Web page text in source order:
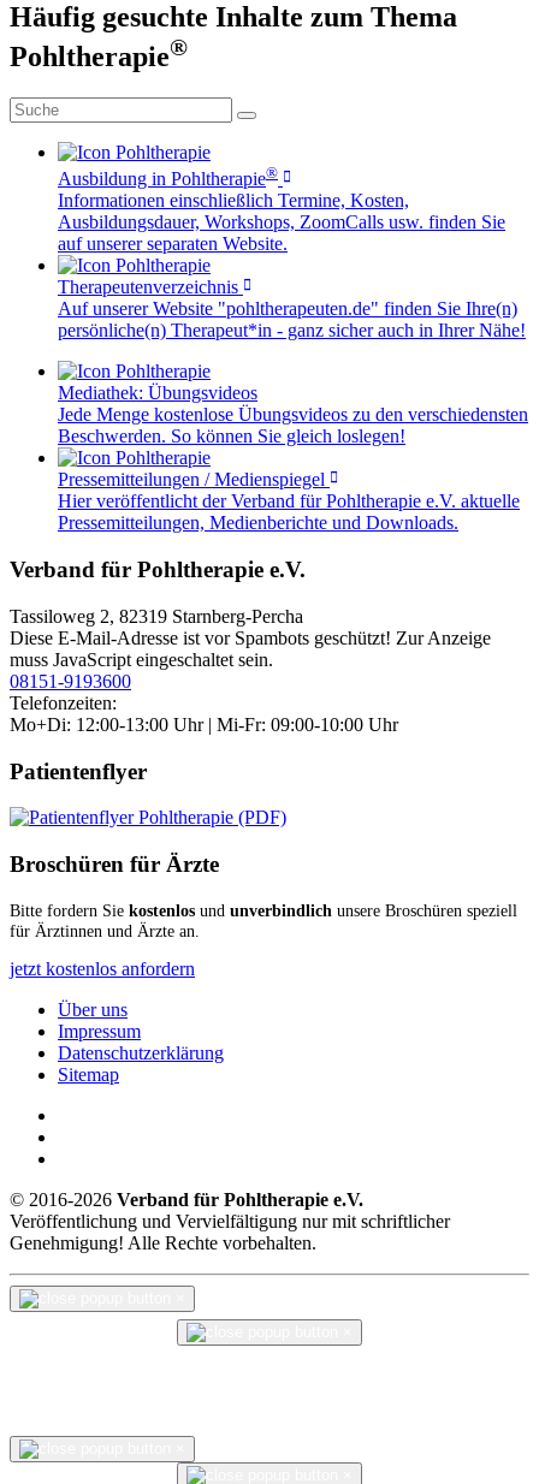
Häufig gesuchte Inhalte zum Thema
Pohltherapie®
Ausbildung in Pohltherapie®
Informationen einschließlich Termine, Kosten,
Ausbildungsdauer, Workshops, ZoomCalls usw. finden Sie
auf unserer separaten Website.
Therapeutenverzeichnis
Auf unserer Website "pohltherapeuten.de" finden Sie Ihre(n)
persönliche(n) Therapeut*in - ganz sicher auch in Ihrer Nähe!
Mediathek: Übungsvideos
Jede Menge kostenlose Übungsvideos zu den verschiedensten
Beschwerden. So können Sie gleich loslegen!
Pressemitteilungen / Medienspiegel
Hier veröffentlicht der Verband für Pohltherapie e.V. aktuelle
Pressemitteilungen, Medienberichte und Downloads.
Verband für Pohltherapie e.V.
Tassiloweg 2, 82319 Starnberg-Percha
Diese E-Mail-Adresse ist vor Spambots geschützt! Zur Anzeige
muss JavaScript eingeschaltet sein.
08151-9193600
Telefonzeiten:
Mo+Di: 12:00-13:00 Uhr | Mi-Fr: 09:00-10:00 Uhr
Patientenflyer
Broschüren für Ärzte
Bitte fordern Sie kostenlos und unverbindlich unsere Broschüren speziell
für Ärztinnen und Ärzte an.
jetzt kostenlos anfordern
Über uns
Impressum
Datenschutzerklärung
Sitemap
© 2016-2026 Verband für Pohltherapie e.V.
Veröffentlichung und Vervielfältigung nur mit schriftlicher
Genehmigung! Alle Rechte vorbehalten.